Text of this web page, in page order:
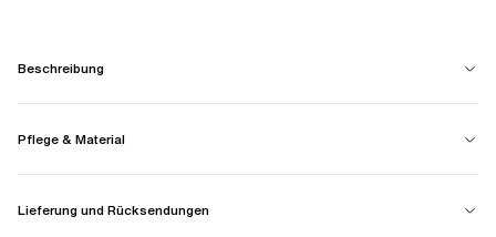
Beschreibung
Pflege & Material
Lieferung und Rücksendungen